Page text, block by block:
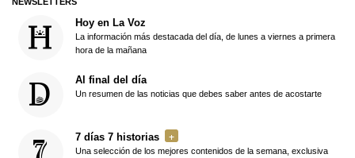
NEWSLETTERS
Hoy en La Voz
La información más destacada del día, de lunes a viernes a primera
hora de la mañana
Al final del día
Un resumen de las noticias que debes saber antes de acostarte
7 días 7 historias
Una selección de los mejores contenidos de la semana, exclusiva